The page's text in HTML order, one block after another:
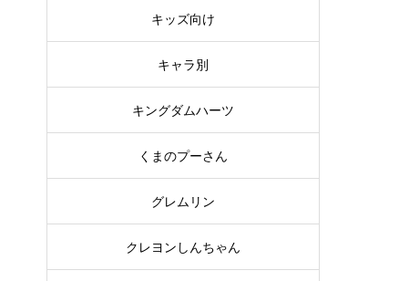
キッズ向け
キャラ別
キングダムハーツ
くまのプーさん
グレムリン
クレヨンしんちゃん